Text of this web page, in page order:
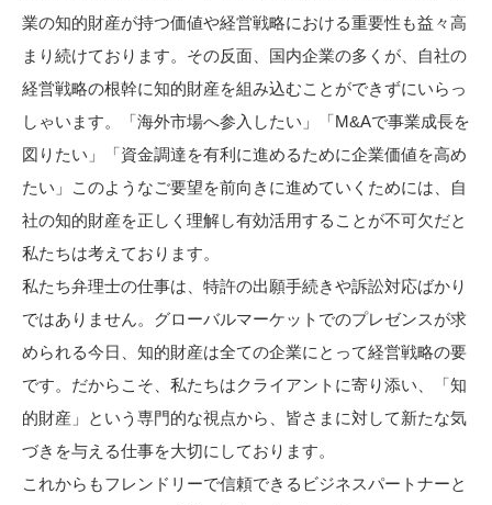
業の知的財産が持つ価値や経営戦略における重要性も益々高
まり続けております。その反面、国内企業の多くが、自社の
経営戦略の根幹に知的財産を組み込むことができずにいらっ
しゃいます。「海外市場へ参入したい」「M&Aで事業成長を
図りたい」「資金調達を有利に進めるために企業価値を高め
たい」このようなご要望を前向きに進めていくためには、自
社の知的財産を正しく理解し有効活用することが不可欠だと
私たちは考えております。
私たち弁理士の仕事は、特許の出願手続きや訴訟対応ばかり
ではありません。グローバルマーケットでのプレゼンスが求
められる今日、知的財産は全ての企業にとって経営戦略の要
です。だからこそ、私たちはクライアントに寄り添い、「知
的財産」という専門的な視点から、皆さまに対して新たな気
づきを与える仕事を大切にしております。
これからもフレンドリーで信頼できるビジネスパートナーと